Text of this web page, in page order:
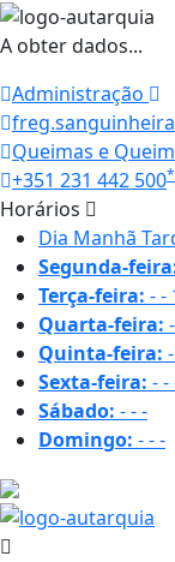
A obter dados...
Administração
Queimas e
+351 231 442 500*
Horários
Dia Manhã
Segunda-
Terça-feira: --
Quarta-feira: -
Quinta-feira: -
Sexta-feira: --
Sábado: ---
Domingo: ---